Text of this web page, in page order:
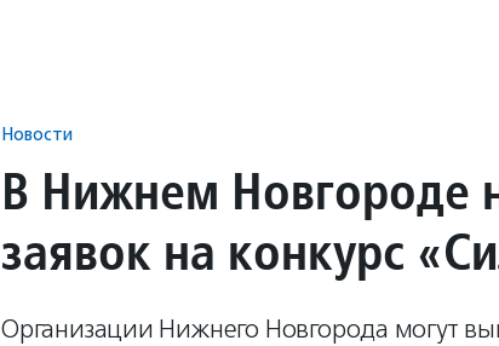
Новости
В Нижнем Новгороде
заявок на конкурс
Организации Нижнего Новгорода могут